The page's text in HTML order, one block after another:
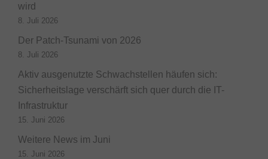
wird
8. Juli 2026
Der Patch-Tsunami von 2026
8. Juli 2026
Aktiv ausgenutzte Schwachstellen häufen sich:
Sicherheitslage verschärft sich quer durch die IT-
Infrastruktur
15. Juni 2026
Weitere News im Juni
15. Juni 2026